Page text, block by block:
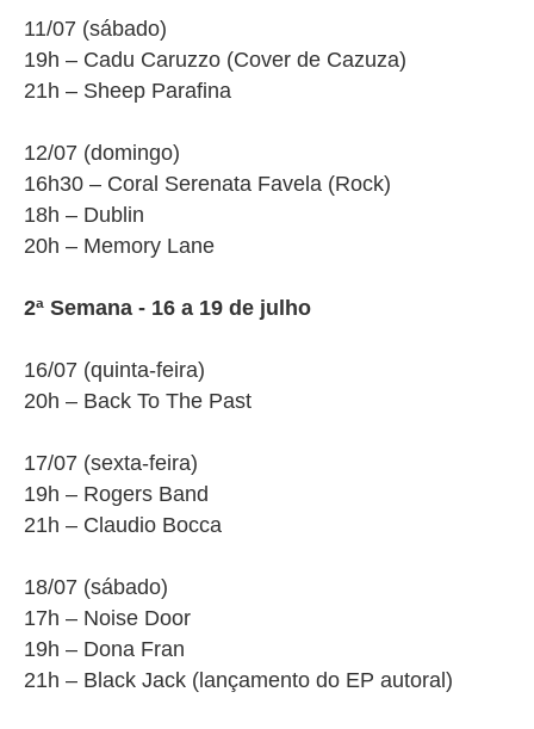
11/07 (sábado)
19h – Cadu Caruzzo (Cover de Cazuza)
21h – Sheep Parafina
12/07 (domingo)
16h30 – Coral Serenata Favela (Rock)
18h – Dublin
20h – Memory Lane
2ª Semana - 16 a 19 de julho
16/07 (quinta-feira)
20h – Back To The Past
17/07 (sexta-feira)
19h – Rogers Band
21h – Claudio Bocca
18/07 (sábado)
17h – Noise Door
19h – Dona Fran
21h – Black Jack (lançamento do EP autoral)